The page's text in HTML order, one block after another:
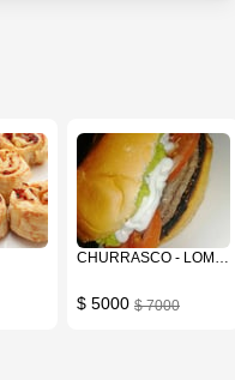
CHURRASCO - LOMITO
$ 5000 $ 7000